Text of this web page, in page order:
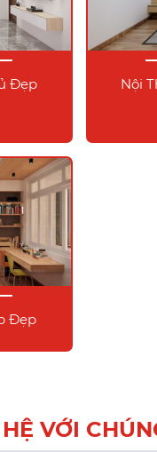
Đẹp
Nội
Đẹp
VỚI